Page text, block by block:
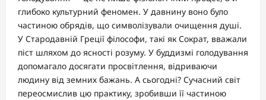
глибоко культурний феномен. У давнину воно було
частиною обрядів, що символізували очищення душі.
У Стародавній Греції філософи, такі як Сократ, вважали
піст шляхом до ясності розуму. У буддизмі голодування
допомагало досягати просвітлення, відриваючи
людину від земних бажань. А сьогодні? Сучасний світ
переосмислив цю практику, зробивши її частиною